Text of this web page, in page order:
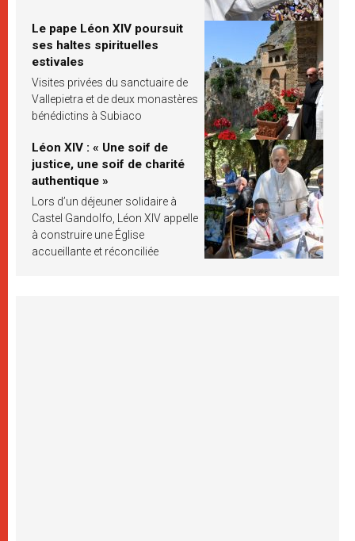
Le pape Léon XIV poursuit
ses haltes spirituelles
estivales
Visites privées du sanctuaire de
Vallepietra et de deux monastères
bénédictins à Subiaco
Léon XIV : « Une soif de
justice, une soif de charité
authentique »
Lors d’un déjeuner solidaire à
Castel Gandolfo, Léon XIV appelle
à construire une Église
accueillante et réconciliée